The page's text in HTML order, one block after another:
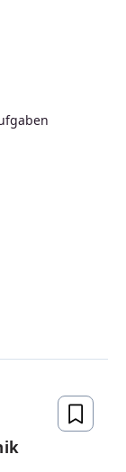
an